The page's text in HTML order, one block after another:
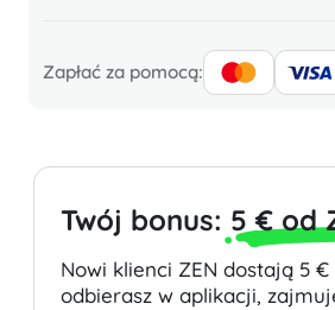
Zapłać za pomocą:
Twój bonus: 5 € od
Nowi klienci ZEN dostają 5
odbierasz w aplikacji,